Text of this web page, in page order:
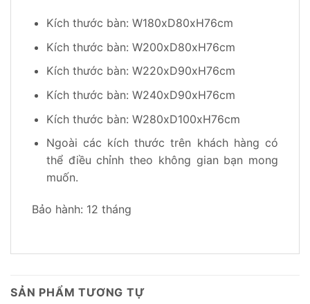
Kích thước bàn: W180xD80xH76cm
Kích thước bàn: W200xD80xH76cm
Kích thước bàn: W220xD90xH76cm
Kích thước bàn: W240xD90xH76cm
Kích thước bàn: W280xD100xH76cm
Ngoài các kích thước trên khách hàng có
thể điều chỉnh theo không gian bạn mong
muốn.
Bảo hành: 12 tháng
SẢN PHẨM TƯƠNG TỰ